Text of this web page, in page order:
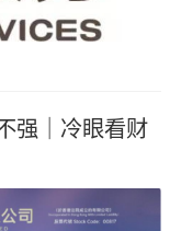
强｜冷眼看财